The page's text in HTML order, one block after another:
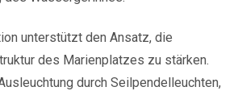
unterstützt den Ansatz, die
des Marienplatzes zu stärken.
durch Seilpendelleuchten,